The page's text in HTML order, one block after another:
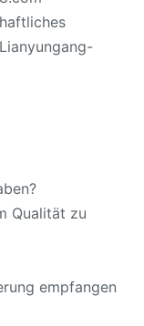
Qualität zu
empfangen